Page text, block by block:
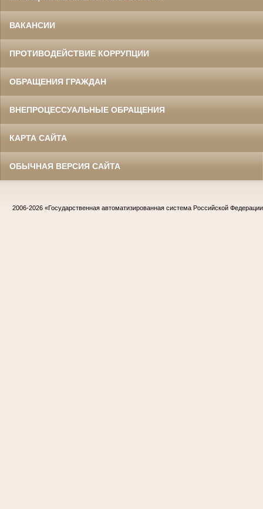
ВАКАНСИИ
ПРОТИВОДЕЙСТВИЕ КОРРУПЦИИ
ОБРАЩЕНИЯ ГРАЖДАН
ВНЕПРОЦЕССУАЛЬНЫЕ ОБРАЩЕНИЯ
КАРТА САЙТА
ОБЫЧНАЯ ВЕРСИЯ САЙТА
2006-2026 «Государственная автоматизированная система Российской